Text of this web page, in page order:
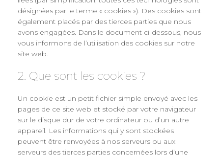
désignées par le terme « cookies »). Des cookies sont
également placés par des tierces parties que nous
avons engagées. Dans le document ci-dessous, nous
vous informons de l’utilisation des cookies sur notre
site web.
2. Que sont les cookies ?
Un cookie est un petit fichier simple envoyé avec les
pages de ce site web et stocké par votre navigateur
sur le disque dur de votre ordinateur ou d’un autre
appareil. Les informations qui y sont stockées
peuvent être renvoyées à nos serveurs ou aux
serveurs des tierces parties concernées lors d’une